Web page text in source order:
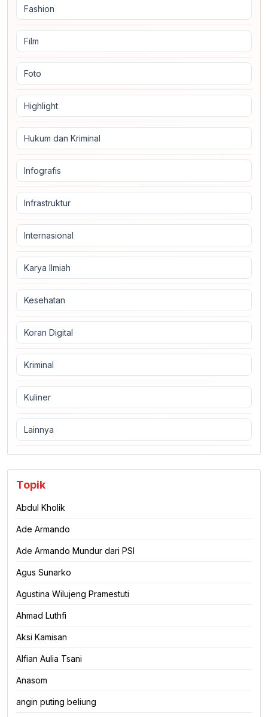
Fashion
Film
Foto
Highlight
Hukum dan Kriminal
Infografis
Infrastruktur
Internasional
Karya Ilmiah
Kesehatan
Koran Digital
Kriminal
Kuliner
Lainnya
Topik
Abdul Kholik
Ade Armando
Ade Armando Mundur dari PSI
Agus Sunarko
Agustina Wilujeng Pramestuti
Ahmad Luthfi
Aksi Kamisan
Alfian Aulia Tsani
Anasom
angin puting beliung